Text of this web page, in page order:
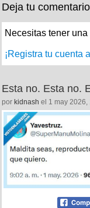
Deja tu comentario
Necesitas tener
¡Registra tu cuenta
Esta no. Esta no.
por kidnash el 1 may 2026,